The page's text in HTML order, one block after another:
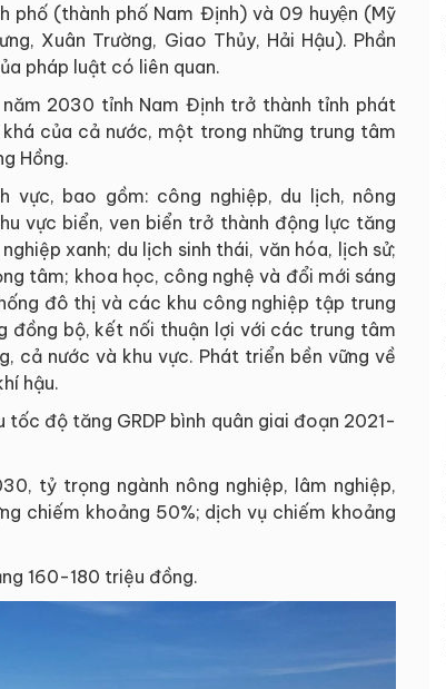
phố (thành phố Nam Định) và 09 huyện (Mỹ
Xuân Trường, Giao Thủy, Hải Hậu). Phần
pháp luật có liên quan.
2030 tỉnh Nam Định trở thành tỉnh phát
của cả nước, một trong những trung tâm
Hồng.
vực, bao gồm: công nghiệp, du lịch, nông
vực biển, ven biển trở thành động lực tăng
xanh; du lịch sinh thái, văn hóa, lịch sử;
tâm; khoa học, công nghệ và đổi mới sáng
đô thị và các khu công nghiệp tập trung
đồng bộ, kết nối thuận lợi với các trung tâm
cả nước và khu vực. Phát triển bền vững về
hậu.
độ tăng GRDP bình quân giai đoạn 2021-
tỷ trọng ngành nông nghiệp, lâm nghiệp,
chiếm khoảng 50%; dịch vụ chiếm khoảng
160-180 triệu đồng.